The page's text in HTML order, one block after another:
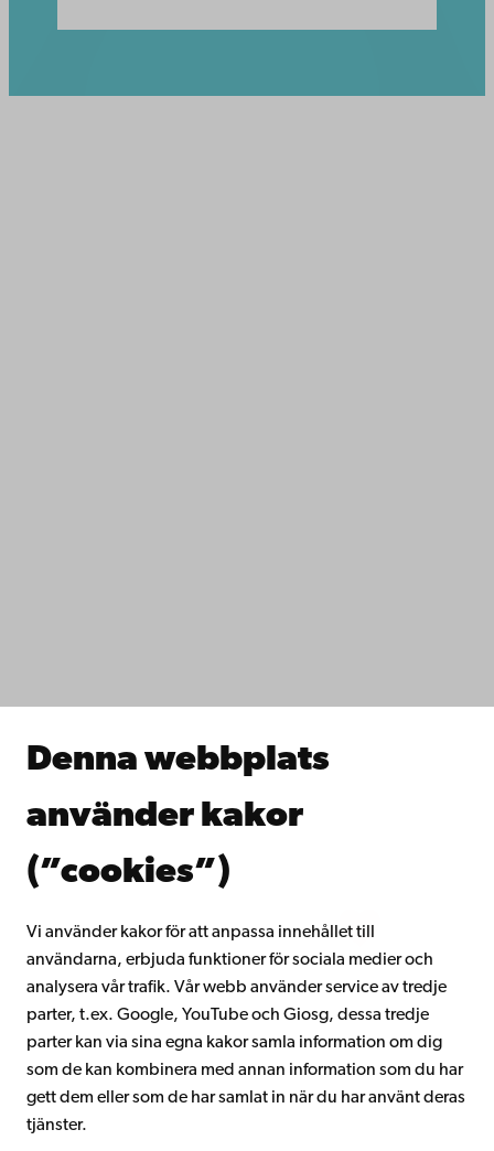
Denna webbplats
använder kakor
(”cookies”)
Vi använder kakor för att anpassa innehållet till
användarna, erbjuda funktioner för sociala medier och
analysera vår trafik. Vår webb använder service av tredje
parter, t.ex. Google, YouTube och Giosg, dessa tredje
parter kan via sina egna kakor samla information om dig
som de kan kombinera med annan information som du har
gett dem eller som de har samlat in när du har använt deras
tjänster.
Samarbeta med oss
Kontinuerligt lärande
Gå med i Åbo Akademis alumnnätverk
Intranätet
Facebook InstagramYouTube LinkedIn Blog Snapchat